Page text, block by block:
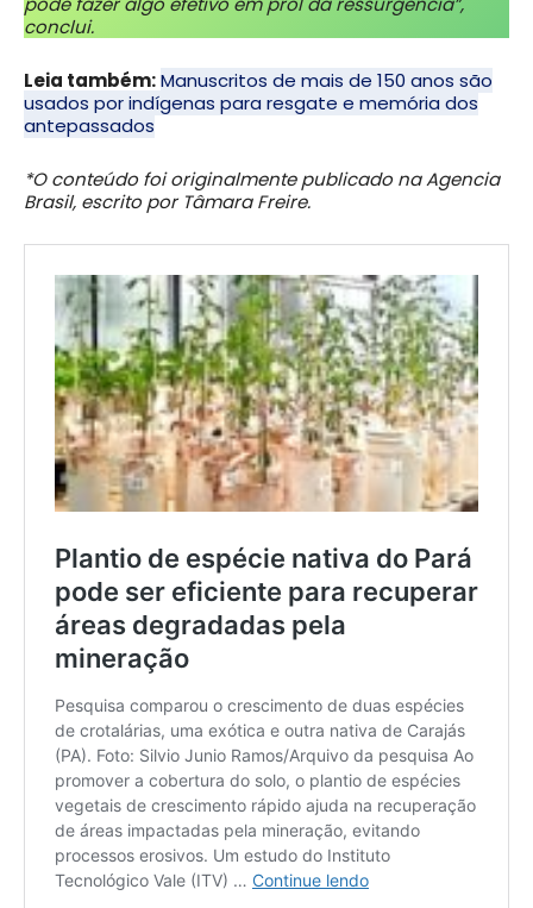
conclui.
Leia também:Manuscritos de mais de 150 anos são
usados por indígenas para resgate e memória dos
antepassados
*O conteúdo foi originalmente publicado na Agencia
Brasil, escrito por Tâmara Freire.